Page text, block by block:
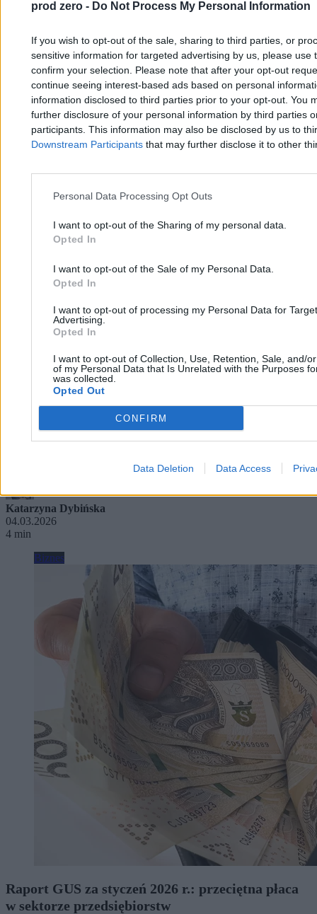
prod zero - Do Not Process My Personal Information
If you wish to opt-out of the sale, sharing to third parties, or
sensitive information for targeted advertising by us, please use
confirm your selection. Please note that after your opt-out
continue seeing interest-based ads based on personal
information disclosed to third parties prior to your opt-out. You
further disclosure of your personal information by third parties
participants. This information may also be disclosed by us to
Downstream Participants that may further disclose it to other
Personal Data Processing Opt Outs
I want to opt-out of the Sharing of my personal data.
Opted In
I want to opt-out of the Sale of my Personal Data.
Opted In
I want to opt-out of processing my Personal Data for
Advertising.
Opted In
I want to opt-out of Collection, Use, Retention, Sale, and/
of my Personal Data that Is Unrelated with the Purposes
was collected.
Opted Out
CONFIRM
Data Deletion Data Access
Katarzyna Dybińska
Biznes
Połowa Polaków zarabia nie więcej niż ta kwota.
Katarzyna Dybińska
04.03.2026
4 min
Biznes
Raport GUS za styczeń 2026 r.: przeciętna płaca
w sektorze przedsiębiorstw